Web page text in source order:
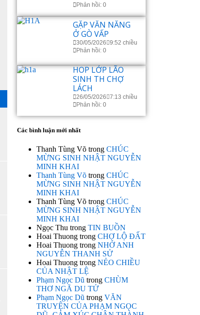
Phản hồi: 0
GẶP VĂN NĂNG
Ở GÒ VẤP
30/05/2026 9:52 chiều
Phản hồi: 0
HOP LỚP LÃO
SINH TH CHỢ
LÁCH
26/05/2026 7:13 chiều
Phản hồi: 0
Các bình luận mới nhất
Thanh Tùng Võ trong CHÚC
MỪNG SINH NHẬT NGUYỄN
MINH KHAI
Thanh Tùng Võ trong CHÚC
MỪNG SINH NHẬT NGUYỄN
MINH KHAI
Thanh Tùng Võ trong CHÚC
MỪNG SINH NHẬT NGUYỄN
MINH KHAI
Ngọc Thu trong TIN BUỒN
Hoai Thuong trong CHỢ LỘ ĐẤT
Hoai Thuong trong NHỚ ANH
NGUYỄN THANH SỬ
Hoai Thuong trong NẺO CHIỀU
CỦA NHẬT LỆ
Phạm Ngọc Dũ trong CHÙM
THƠ NGÃ DU TỬ
Phạm Ngọc Dũ trong VĂN
TRUYỆN CỦA PHẠM NGỌC